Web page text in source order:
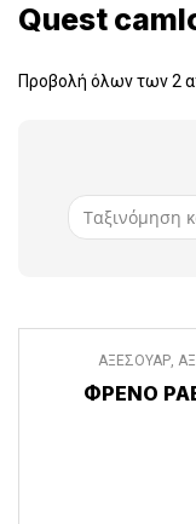
Quest
Προβολή όλων των 2
ΑΞΕΣΟΥΑΡ,
ΦΡΈΝΟ